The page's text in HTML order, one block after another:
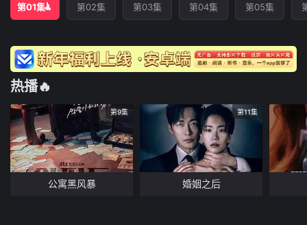
第01集 第02集 第03集 第04集 第05集
热播🔥
第9集
公寓黑风暴
第11集
婚姻之后